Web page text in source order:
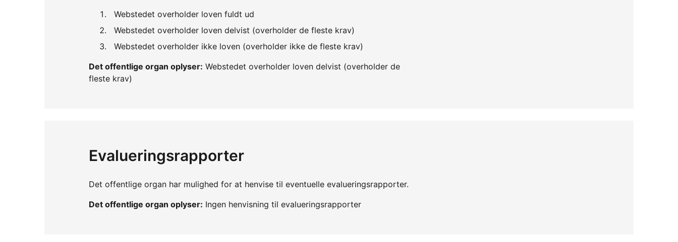
Webstedet overholder loven fuldt ud
Webstedet overholder loven delvist (overholder de fleste krav)
Webstedet overholder ikke loven (overholder ikke de fleste krav)
Det offentlige organ oplyser: Webstedet overholder loven delvist (overholder de
fleste krav)
Evalueringsrapporter
Det offentlige organ har mulighed for at henvise til eventuelle evalueringsrapporter.
Det offentlige organ oplyser: Ingen henvisning til evalueringsrapporter